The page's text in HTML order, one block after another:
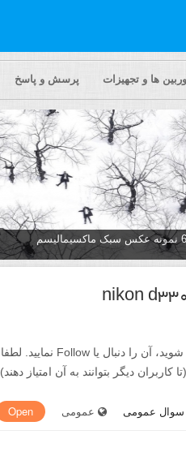
ها و تجهیزات پرسش و پاسخ
اگر مایلید تا از پاسخ ها به این پرسش از طریق ایمیل مطلع شوید، آن را دنبال یا Follow نمایید. لطفا
دیگر بتوانند به آن امتیاز دهند).
Open عمومی عمومی